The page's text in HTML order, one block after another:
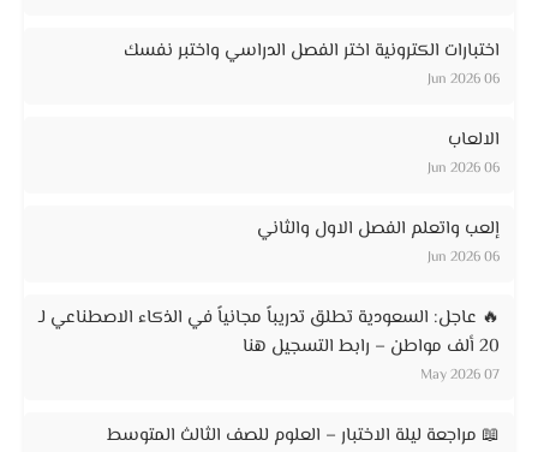
اختبارات الكترونية اختر الفصل الدراسي واختبر نفسك
06 Jun 2026
الالعاب
06 Jun 2026
إلعب واتعلم الفصل الاول والثاني
06 Jun 2026
🔥 عاجل: السعودية تطلق تدريباً مجانياً في الذكاء الاصطناعي لـ
20 ألف مواطن – رابط التسجيل هنا
07 May 2026
📖 مراجعة ليلة الاختبار – العلوم للصف الثالث المتوسط